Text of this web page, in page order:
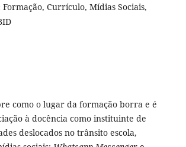
Formação, Currículo, Mídias Sociais,
como o lugar da formação borra e é
à docência como instituinte de
deslocados no trânsito escola,